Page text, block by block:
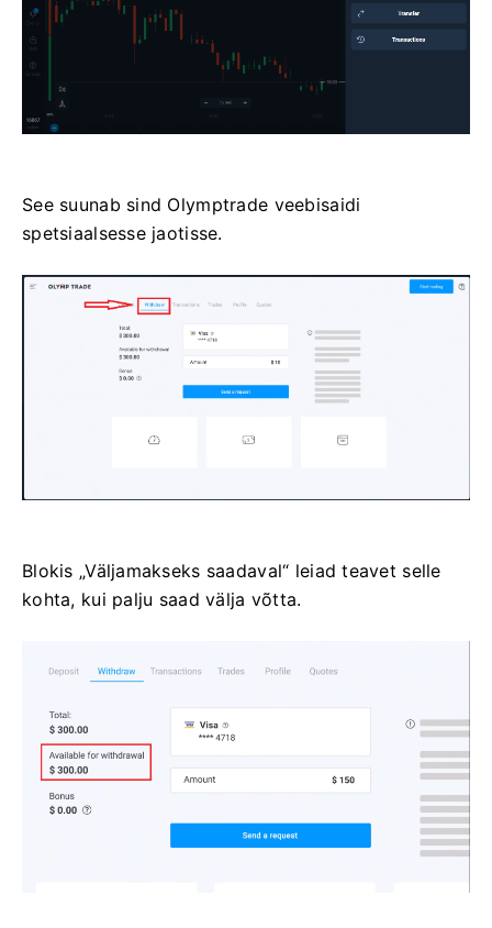
See suunab sind Olymptrade veebisaidi
spetsiaalsesse jaotisse.
Blokis „Väljamakseks saadaval“ leiad teavet selle
kohta, kui palju saad välja võtta.